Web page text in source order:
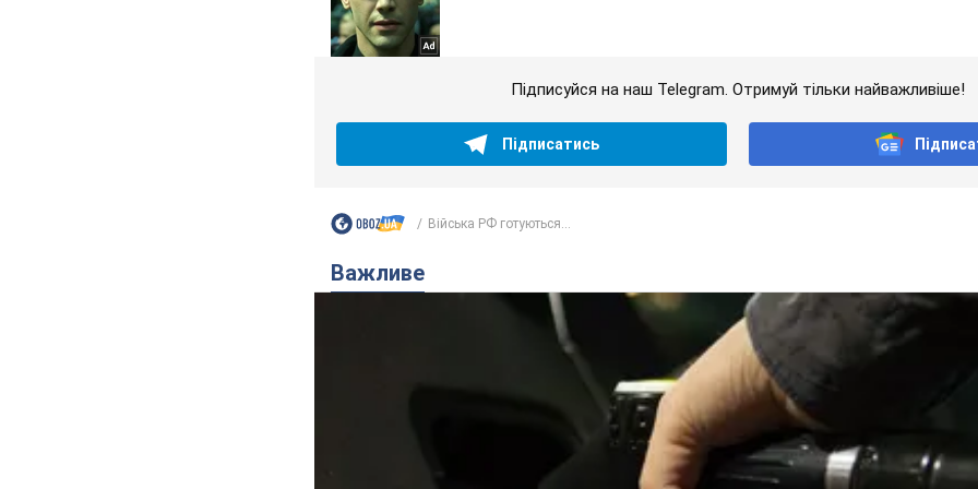
Підписуйся на наш Telegram. Отримуй тільки найважливіше!
Підписатись
Війська РФ готуються...
Важливе